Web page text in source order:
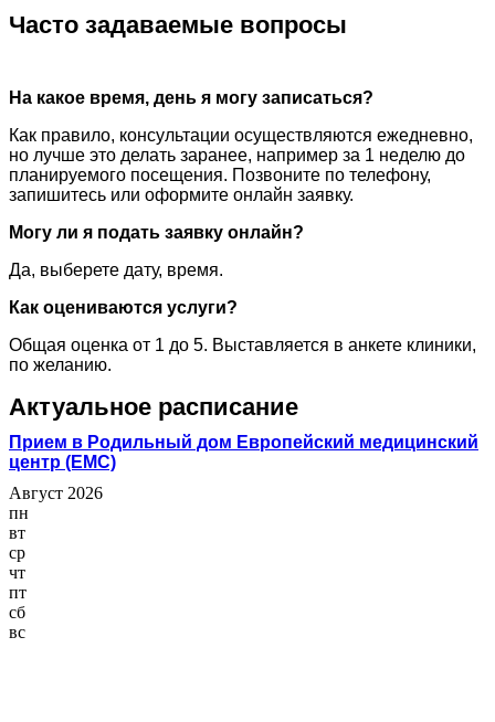
Часто задаваемые вопросы
На какое время, день я могу записаться?
Как правило, консультации осуществляются ежедневно,
но лучше это делать заранее, например за 1 неделю до
планируемого посещения. Позвоните по телефону,
запишитесь или оформите онлайн заявку.
Могу ли я подать заявку онлайн?
Да, выберете дату, время.
Как оцениваются услуги?
Общая оценка от 1 до 5. Выставляется в анкете клиники,
по желанию.
Актуальное расписание
Прием в Родильный дом Европейский медицинский
центр (ЕМС)
Август 2026
пн
вт
ср
чт
пт
сб
вс